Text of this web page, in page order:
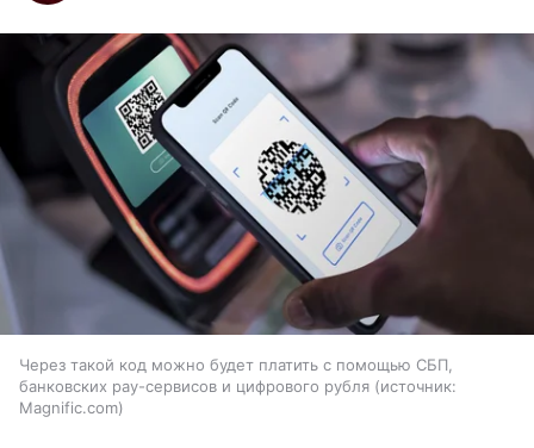
Через такой код можно будет платить с помощью СБП,
банковских pay-сервисов и цифрового рубля
источник:
Magnific.com